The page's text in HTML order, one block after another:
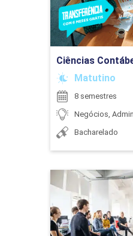
MERCADO
INVESTIMENTOS
GESTÃO
Ciências
Matutino
8 semestres
Negócios,
Bacharelado
Ir para